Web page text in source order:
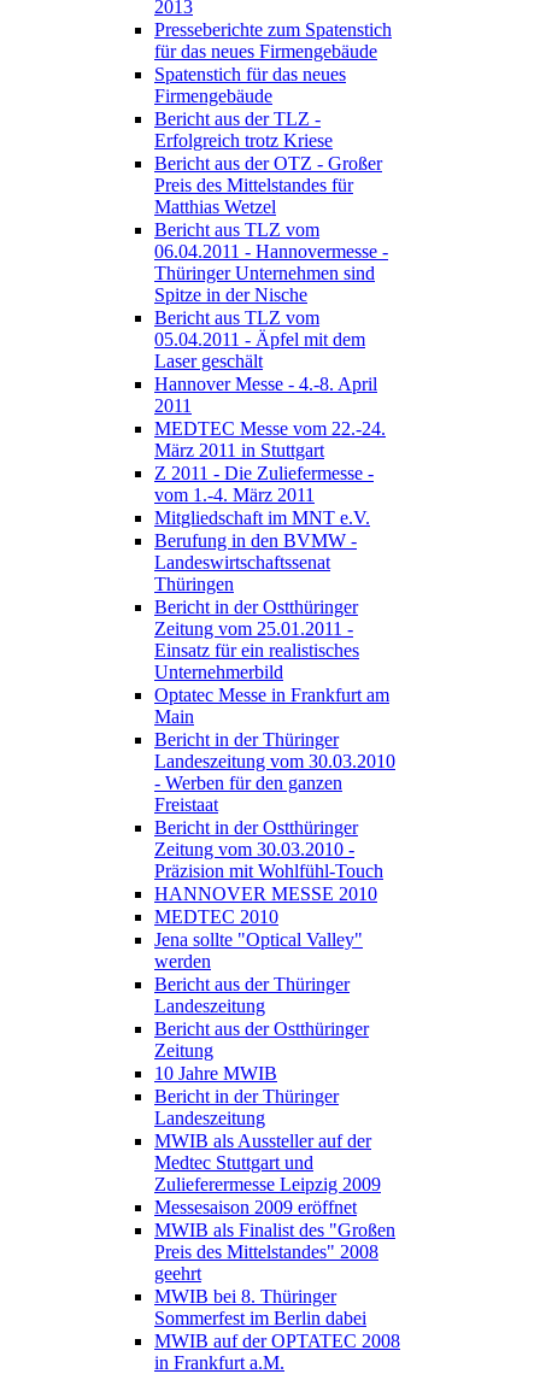
2013
Presseberichte zum Spatenstich
für das neues Firmengebäude
Spatenstich für das neues
Firmengebäude
Bericht aus der TLZ -
Erfolgreich trotz Kriese
Bericht aus der OTZ - Großer
Preis des Mittelstandes für
Matthias Wetzel
Bericht aus TLZ vom
06.04.2011 - Hannovermesse -
Thüringer Unternehmen sind
Spitze in der Nische
Bericht aus TLZ vom
05.04.2011 - Äpfel mit dem
Laser geschält
Hannover Messe - 4.-8. April
2011
MEDTEC Messe vom 22.-24.
März 2011 in Stuttgart
Z 2011 - Die Zuliefermesse -
vom 1.-4. März 2011
Mitgliedschaft im MNT e.V.
Berufung in den BVMW -
Landeswirtschaftssenat
Thüringen
Bericht in der Ostthüringer
Zeitung vom 25.01.2011 -
Einsatz für ein realistisches
Unternehmerbild
Optatec Messe in Frankfurt am
Main
Bericht in der Thüringer
Landeszeitung vom 30.03.2010
- Werben für den ganzen
Freistaat
Bericht in der Ostthüringer
Zeitung vom 30.03.2010 -
Präzision mit Wohlfühl-Touch
HANNOVER MESSE 2010
MEDTEC 2010
Jena sollte "Optical Valley"
werden
Bericht aus der Thüringer
Landeszeitung
Bericht aus der Ostthüringer
Zeitung
10 Jahre MWIB
Bericht in der Thüringer
Landeszeitung
MWIB als Aussteller auf der
Medtec Stuttgart und
Zulieferermesse Leipzig 2009
Messesaison 2009 eröffnet
MWIB als Finalist des "Großen
Preis des Mittelstandes" 2008
geehrt
MWIB bei 8. Thüringer
Sommerfest im Berlin dabei
MWIB auf der OPTATEC 2008
in Frankfurt a.M.